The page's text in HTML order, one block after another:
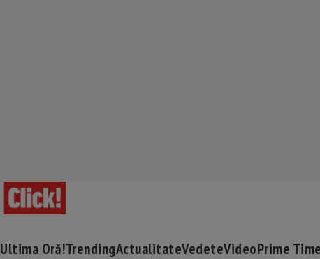
Ultima Oră!TrendingActualitateVedeteVideoPrime Time